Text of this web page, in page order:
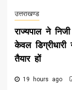
उत्तराखण्ड
राज्यपाल ने
केवल डिग्रीधारी
तैयार हों
19 hours ago